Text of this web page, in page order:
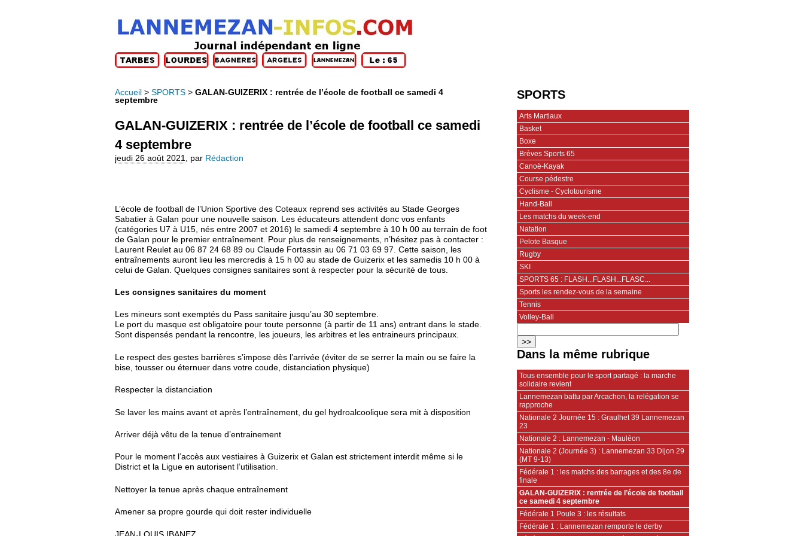
Accueil > SPORTS > GALAN-GUIZERIX : rentrée de l’école de football ce samedi 4
septembre
GALAN-GUIZERIX : rentrée de l’école de football ce samedi
4 septembre
jeudi 26 août 2021 par Rédaction
L’école de football de l’Union Sportive des Coteaux reprend ses activités au Stade Georges
Sabatier à Galan pour une nouvelle saison. Les éducateurs attendent donc vos enfants
(catégories U7 à U15, nés entre 2007 et 2016) le samedi 4 septembre à 10 h 00 au terrain de foot
de Galan pour le premier entraînement. Pour plus de renseignements, n’hésitez pas à contacter :
Laurent Reulet au 06 87 24 68 89 ou Claude Fortassin au 06 71 03 69 97. Cette saison, les
entraînements auront lieu les mercredis à 15 h 00 au stade de Guizerix et les samedis 10 h 00 à
celui de Galan. Quelques consignes sanitaires sont à respecter pour la sécurité de tous.
Les consignes sanitaires du moment
Les mineurs sont exemptés du Pass sanitaire jusqu’au 30 septembre.
Le port du masque est obligatoire pour toute personne (à partir de 11 ans) entrant dans le stade.
Sont dispensés pendant la rencontre, les joueurs, les arbitres et les entraineurs principaux.
Le respect des gestes barrières s’impose dès l’arrivée (éviter de se serrer la main ou se faire la
bise, tousser ou éternuer dans votre coude, distanciation physique)
Respecter la distanciation
Se laver les mains avant et après l’entraînement, du gel hydroalcoolique sera mit à disposition
Arriver déjà vêtu de la tenue d’entrainement
Pour le moment l’accès aux vestiaires à Guizerix et Galan est strictement interdit même si le
District et la Ligue en autorisent l’utilisation.
Nettoyer la tenue après chaque entraînement
Amener sa propre gourde qui doit rester individuelle
SPORTS
Arts Martiaux
Basket
Boxe
Brèves Sports 65
Canoë-Kayak
Course pédestre
Cyclisme - Cyclotourisme
Hand-Ball
Les matchs du week-end
Natation
Pelote Basque
Rugby
SKI
SPORTS 65 : FLASH...FLASH...FLASC...
Sports les rendez-vous de la semaine
Tennis
Volley-Ball
Dans la même rubrique
Tous ensemble pour le sport partagé : la marche
solidaire revient
Lannemezan battu par Arcachon, la relégation se
rapproche
Nationale 2 Journée 15 : Graulhet 39 Lannemezan
23
Nationale 2 : Lannemezan - Mauléon
Nationale 2 (Journée 3) : Lannemezan 33 Dijon 29
(MT 9-13)
Fédérale 1 : les matchs des barrages et des 8e de
finale
GALAN-GUIZERIX : rentrée de l’école de football
ce samedi 4 septembre
Fédérale 1 Poule 3 : les résultats
Fédérale 1 : Lannemezan remporte le derby